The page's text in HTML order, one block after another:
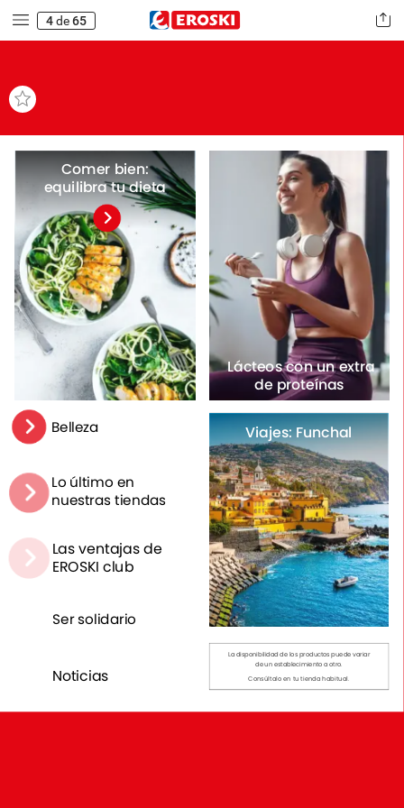
4de65
Lasventajasde
EROSKI club
Belleza
Lo último en
nuestrastiendas
Noticias
Lácteosconunextra
de proteínas
Comerbien:
equilibratudieta
La disponibilidad de los productos puede variar
deun establecimiento a otro.
Consúltalo en tu tienda habitual.
Viajes:Funchal
Sersolidario